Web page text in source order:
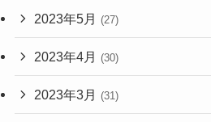
2023年5月 (27)
2023年4月 (30)
2023年3月 (31)